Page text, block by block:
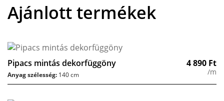
Ajánlott termékek
Pipacs mintás dekorfüggöny 4 890 Ft
/m
Anyag szélesség: 140 cm